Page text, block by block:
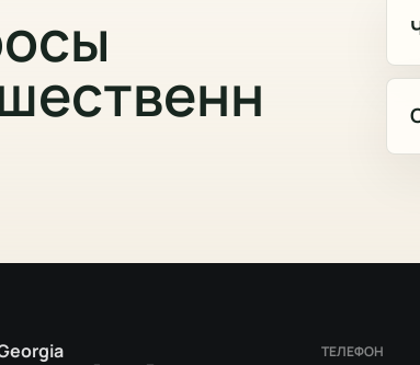
ТЕЛЕФОН